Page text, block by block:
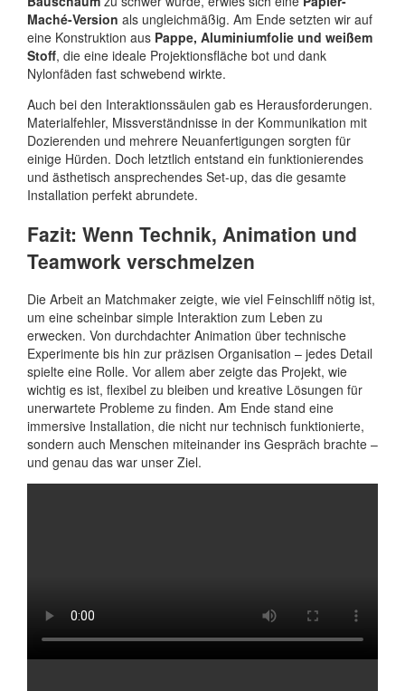
Maché-Version als ungleichmäßig. Am Ende setzten wir auf
eine Konstruktion aus Pappe, Aluminiumfolie und weißem
Stoff, die eine ideale Projektionsfläche bot und dank
Nylonfäden fast schwebend wirkte.
Auch bei den Interaktionssäulen gab es Herausforderungen.
Materialfehler, Missverständnisse in der Kommunikation mit
Dozierenden und mehrere Neuanfertigungen sorgten für
einige Hürden. Doch letztlich entstand ein funktionierendes
und ästhetisch ansprechendes Set-up, das die gesamte
Installation perfekt abrundete.
Fazit: Wenn Technik, Animation und
Teamwork verschmelzen
Die Arbeit an Matchmaker zeigte, wie viel Feinschliff nötig ist,
um eine scheinbar simple Interaktion zum Leben zu
erwecken. Von durchdachter Animation über technische
Experimente bis hin zur präzisen Organisation – jedes Detail
spielte eine Rolle. Vor allem aber zeigte das Projekt, wie
wichtig es ist, flexibel zu bleiben und kreative Lösungen für
unerwartete Probleme zu finden. Am Ende stand eine
immersive Installation, die nicht nur technisch funktionierte,
sondern auch Menschen miteinander ins Gespräch brachte –
und genau das war unser Ziel.